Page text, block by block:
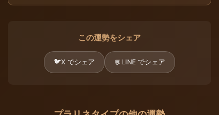
この運勢をシェア
🐦X でシェア 💬LINE でシェア